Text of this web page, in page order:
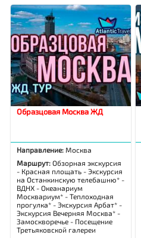
Образцовая Москва ЖД
Направление: Москва
Маршрут:Обзорная экскурсия
- Красная площать - Экскурсия
на Останкинскую телебашню* -
ВДНХ - Океанариум
Москвариум* - Теплоходная
прогулка* - Экскурсия Арбат* -
Экскурсия Вечерняя Москва* -
Замоскворечье - Посещение
Третьяковской галереи